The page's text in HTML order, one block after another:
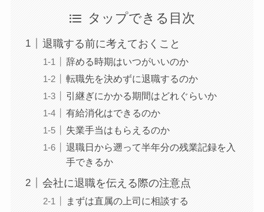
タップできる目次
退職する前に考えておくこと
辞める時期はいつがいいのか
転職先を決めずに退職するのか
引継ぎにかかる期間はどれぐらいか
有給消化はできるのか
失業手当はもらえるのか
退職日から遡って半年分の残業記録を入
手できるか
会社に退職を伝える際の注意点
まずは直属の上司に相談する